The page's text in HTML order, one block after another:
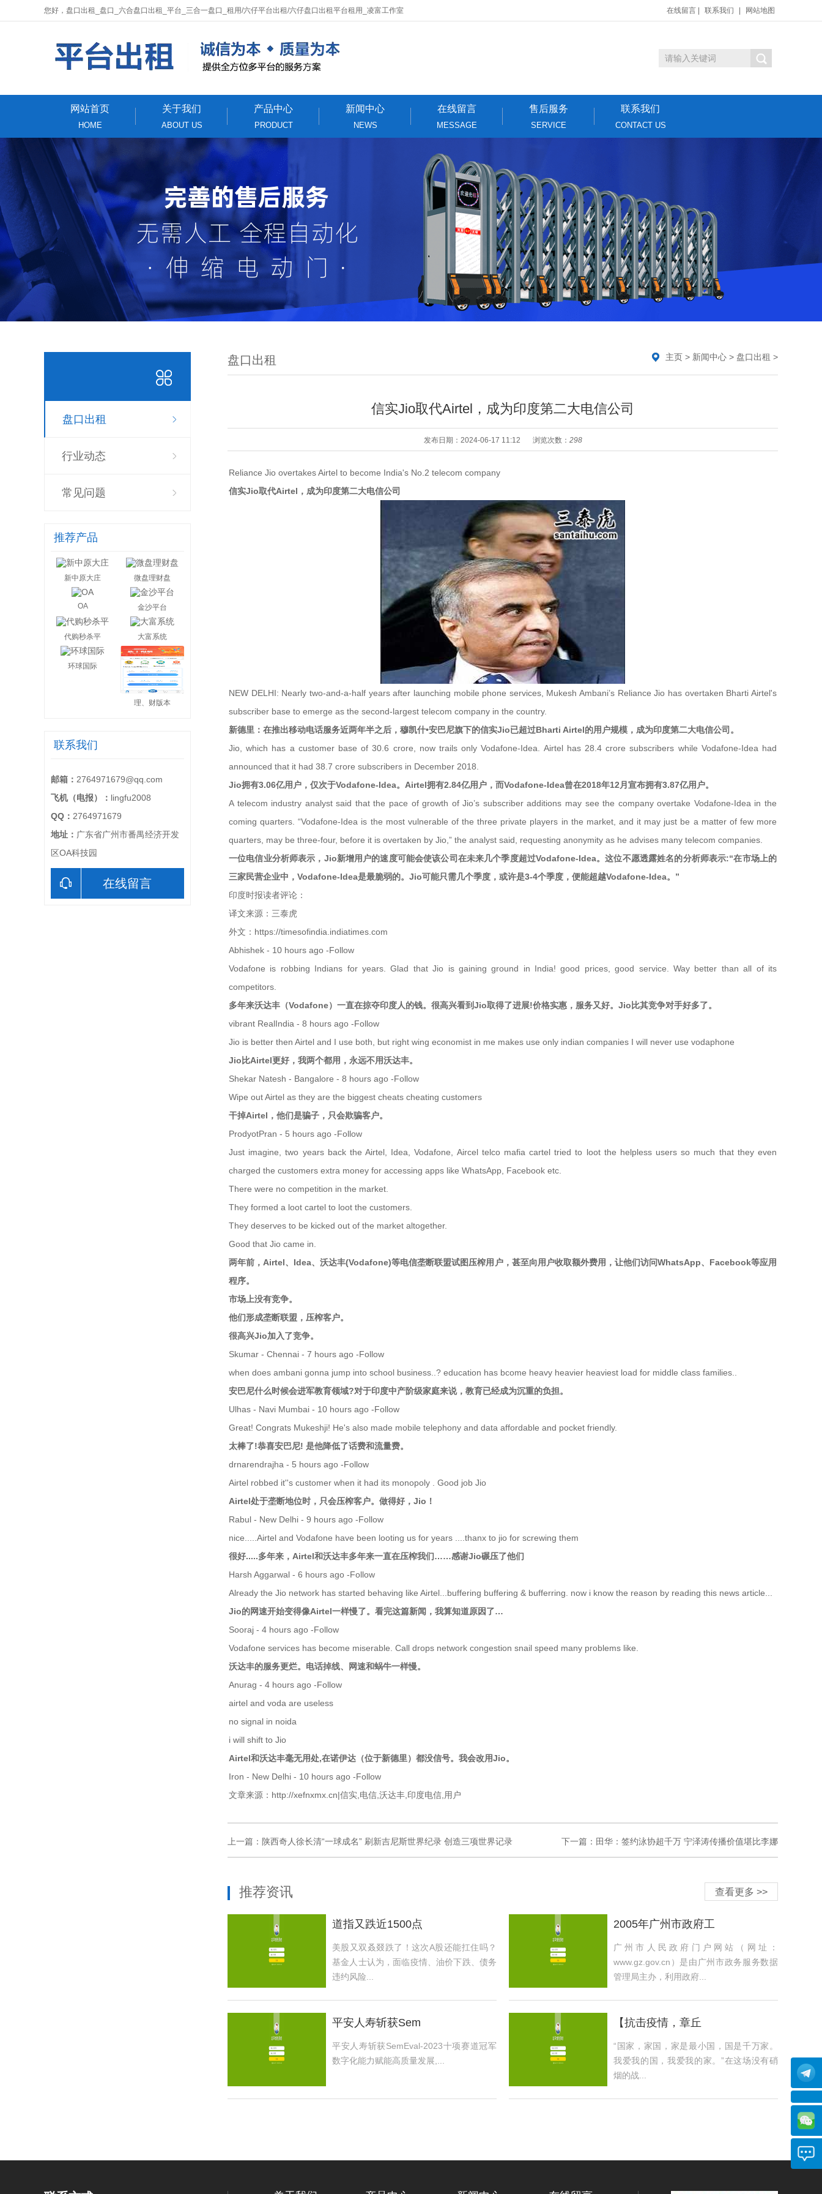
您好，盘口出租_盘口_六合盘口出租_平台_三合一盘口_租用/六仔平台出租/六仔盘口出租平台租用_凌富工作室 在线留言 联系我们 网站地图
网站首页
HOME
关于我们
ABOUT US
产品中心
PRODUCT
新闻中心
NEWS
在线留言
MESSAGE
售后服务
SERVICE
联系我们
CONTACT US
盘口出租
行业动态
常见问题
推荐产品
新中原大庄 微盘理财盘
OA 金沙平台
代购秒杀平 大富系统
环球国际
理、财版本
联系我们
邮箱： 2764971679@qq.com
飞机（电报）： lingfu2008
QQ： 2764971679
地址： 广东省广州市番禺经济开发
区OA科技园
在线留言
主页 > 新闻中心 > 盘口出租 >
盘口出租
信实Jio取代Airtel，成为印度第二大电信公司
发布日期：2024-06-17 11:12 浏览次数： 298
Reliance Jio overtakes Airtel to become India's No.2 telecom company
信实Jio取代Airtel，成为印度第二大电信公司
NEW DELHI: Nearly two-and-a-half years after launching mobile phone services, Mukesh Ambani’s Reliance Jio has overtaken Bharti Airtel's
subscriber base to emerge as the second-largest telecom company in the country.
新德里：在推出移动电话服务近两年半之后，穆凯什•安巴尼旗下的信实Jio已超过Bharti Airtel的用户规模，成为印度第二大电信公司。
Jio, which has a customer base of 30.6 crore, now trails only Vodafone-Idea. Airtel has 28.4 crore subscribers while Vodafone-Idea had
announced that it had 38.7 crore subscribers in December 2018.
Jio拥有3.06亿用户，仅次于Vodafone-Idea。Airtel拥有2.84亿用户，而Vodafone-Idea曾在2018年12月宣布拥有3.87亿用户。
A telecom industry analyst said that the pace of growth of Jio’s subscriber additions may see the company overtake Vodafone-Idea in the
coming quarters. “Vodafone-Idea is the most vulnerable of the three private players in the market, and it may just be a matter of few more
quarters, may be three-four, before it is overtaken by Jio,” the analyst said, requesting anonymity as he advises many telecom companies.
一位电信业分析师表示，Jio新增用户的速度可能会使该公司在未来几个季度超过Vodafone-Idea。这位不愿透露姓名的分析师表示:“在市场上的
三家民营企业中，Vodafone-Idea是最脆弱的。Jio可能只需几个季度，或许是3-4个季度，便能超越Vodafone-Idea。”
印度时报读者评论：
译文来源：三泰虎
外文：https://timesofindia.indiatimes.com
Abhishek - 10 hours ago -Follow
Vodafone is robbing Indians for years. Glad that Jio is gaining ground in India! good prices, good service. Way better than all of its
competitors.
多年来沃达丰（Vodafone）一直在掠夺印度人的钱。很高兴看到Jio取得了进展!价格实惠，服务又好。Jio比其竞争对手好多了。
vibrant RealIndia - 8 hours ago -Follow
Jio is better then Airtel and I use both, but right wing economist in me makes use only indian companies I will never use vodaphone
Jio比Airtel更好，我两个都用，永远不用沃达丰。
Shekar Natesh - Bangalore - 8 hours ago -Follow
Wipe out Airtel as they are the biggest cheats cheating customers
干掉Airtel，他们是骗子，只会欺骗客户。
ProdyotPran - 5 hours ago -Follow
Just imagine, two years back the Airtel, Idea, Vodafone, Aircel telco mafia cartel tried to loot the helpless users so much that they even
charged the customers extra money for accessing apps like WhatsApp, Facebook etc.
There were no competition in the market.
They formed a loot cartel to loot the customers.
They deserves to be kicked out of the market altogether.
Good that Jio came in.
两年前，Airtel、Idea、沃达丰(Vodafone)等电信垄断联盟试图压榨用户，甚至向用户收取额外费用，让他们访问WhatsApp、Facebook等应用
程序。
市场上没有竞争。
他们形成垄断联盟，压榨客户。
很高兴Jio加入了竞争。
Skumar - Chennai - 7 hours ago -Follow
when does ambani gonna jump into school business..? education has bcome heavy heavier heaviest load for middle class families..
安巴尼什么时候会进军教育领域?对于印度中产阶级家庭来说，教育已经成为沉重的负担。
Ulhas - Navi Mumbai - 10 hours ago -Follow
Great! Congrats Mukeshji! He's also made mobile telephony and data affordable and pocket friendly.
太棒了!恭喜安巴尼! 是他降低了话费和流量费。
drnarendrajha - 5 hours ago -Follow
Airtel robbed it''s customer when it had its monopoly . Good job Jio
Airtel处于垄断地位时，只会压榨客户。做得好，Jio！
Rabul - New Delhi - 9 hours ago -Follow
nice.....Airtel and Vodafone have been looting us for years ....thanx to jio for screwing them
很好.....多年来，Airtel和沃达丰多年来一直在压榨我们……感谢Jio碾压了他们
Harsh Aggarwal - 6 hours ago -Follow
Already the Jio network has started behaving like Airtel...buffering buffering & bufferring. now i know the reason by reading this news article...
Jio的网速开始变得像Airtel一样慢了。看完这篇新闻，我算知道原因了…
Sooraj - 4 hours ago -Follow
Vodafone services has become miserable. Call drops network congestion snail speed many problems like.
沃达丰的服务更烂。电话掉线、网速和蜗牛一样慢。
Anurag - 4 hours ago -Follow
airtel and voda are useless
no signal in noida
i will shift to Jio
Airtel和沃达丰毫无用处,在诺伊达（位于新德里）都没信号。我会改用Jio。
Iron - New Delhi - 10 hours ago -Follow
文章来源：http://xefnxmx.cn|信实,电信,沃达丰,印度电信,用户
上一篇： 陕西奇人徐长清“一球成名” 刷新吉尼斯世界纪录 创造三项世界记录 下一篇： 田华：签约泳协超千万 宁泽涛传播价值堪比李娜
查看更多 >>
推荐资讯
道指又跌近1500点
美股又双叒叕跌了！这次A股还能扛住吗？
基金人士认为，面临疫情、油价下跌、债务
违约风险...
2005年广州市政府工
广州市人民政府门户网站（网址：
www.gz.gov.cn）是由广州市政务服务数据
管理局主办，利用政府...
平安人寿斩获Sem
平安人寿斩获SemEval-2023十项赛道冠军
数字化能力赋能高质量发展,...
【抗击疫情，章丘
“国家，家国，家是最小国，国是千万家。
我爱我的国，我爱我的家。”在这场没有硝
烟的战...